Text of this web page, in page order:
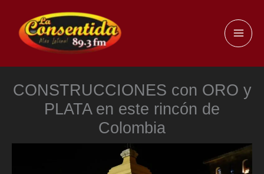
contenido
CONSTRUCCIONES con ORO y
PLATA en este rincón de
Colombia